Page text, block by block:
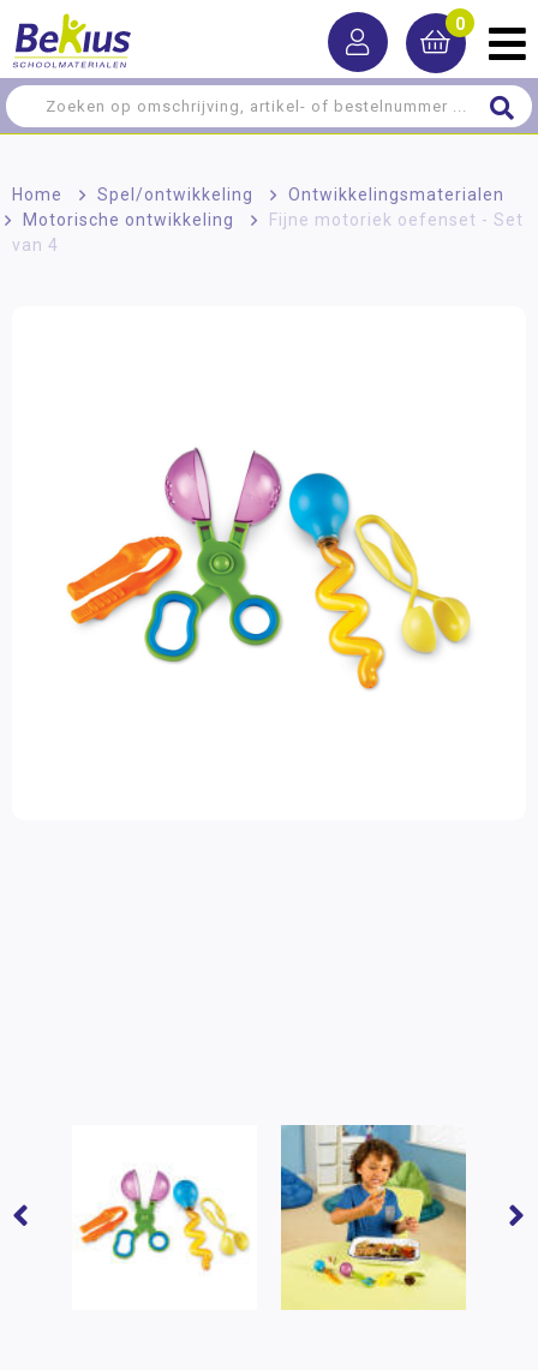
0
Home > Spel/ontwikkeling > Ontwikkelingsmaterialen
Motorische ontwikkeling
>
Fijne motoriek oefenset - Set
van 4